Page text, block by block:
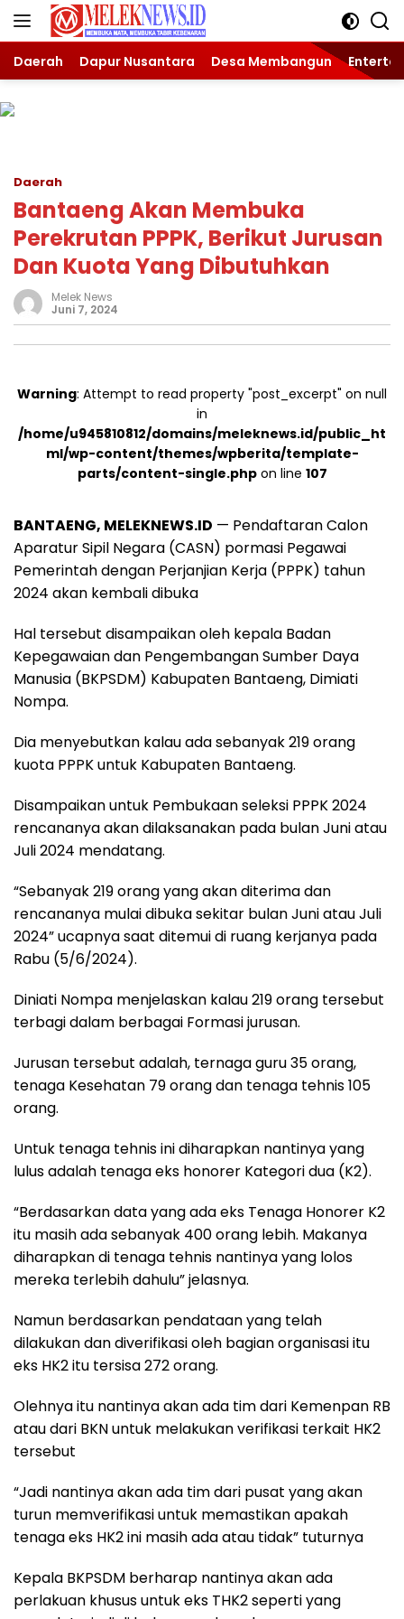
Langsung
Daerah Dapur Nusantara Desa Membangun
Daerah
Bantaeng Akan Membuka
Perekrutan PPPK, Berikut Jurusan
Dan Kuota Yang Dibutuhkan
Melek News
Juni 7, 2024
Warning: Attempt to read property "post_excerpt" on null
in
/home/u945810812/domains/meleknews.id/public_ht
ml/wp-content/themes/wpberita/template-
parts/content-single.phpon line 107
BANTAENG, MELEKNEWS.ID — Pendaftaran Calon
Aparatur Sipil Negara (CASN) pormasi Pegawai
Pemerintah dengan Perjanjian Kerja (PPPK) tahun
2024 akan kembali dibuka
Hal tersebut disampaikan oleh kepala Badan
Kepegawaian dan Pengembangan Sumber Daya
Manusia (BKPSDM) Kabupaten Bantaeng, Dimiati
Nompa.
Dia menyebutkan kalau ada sebanyak 219 orang
kuota PPPK untuk Kabupaten Bantaeng.
Disampaikan untuk Pembukaan seleksi PPPK 2024
rencananya akan dilaksanakan pada bulan Juni atau
Juli 2024 mendatang.
“Sebanyak 219 orang yang akan diterima dan
rencananya mulai dibuka sekitar bulan Juni atau Juli
2024” ucapnya saat ditemui di ruang kerjanya pada
Rabu (5/6/2024).
Diniati Nompa menjelaskan kalau 219 orang tersebut
terbagi dalam berbagai Formasi jurusan.
Jurusan tersebut adalah, ternaga guru 35 orang,
tenaga Kesehatan 79 orang dan tenaga tehnis 105
orang.
Untuk tenaga tehnis ini diharapkan nantinya yang
lulus adalah tenaga eks honorer Kategori dua (K2).
“Berdasarkan data yang ada eks Tenaga Honorer K2
itu masih ada sebanyak 400 orang lebih. Makanya
diharapkan di tenaga tehnis nantinya yang lolos
mereka terlebih dahulu” jelasnya.
Namun berdasarkan pendataan yang telah
dilakukan dan diverifikasi oleh bagian organisasi itu
eks HK2 itu tersisa 272 orang.
Olehnya itu nantinya akan ada tim dari Kemenpan RB
atau dari BKN untuk melakukan verifikasi terkait HK2
tersebut
“Jadi nantinya akan ada tim dari pusat yang akan
turun memverifikasi untuk memastikan apakah
tenaga eks HK2 ini masih ada atau tidak” tuturnya
Kepala BKPSDM berharap nantinya akan ada
perlakuan khusus untuk eks THK2 seperti yang